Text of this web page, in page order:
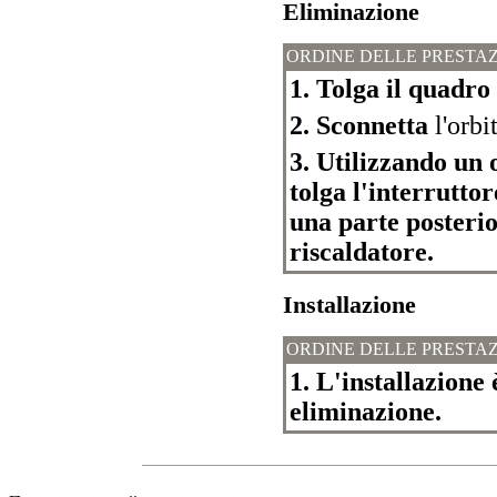
Eliminazione
ORDINE DELLE
1. Tolga il
2. Sconnetta
3. Utilizzando un
tolga
una parte
riscaldatore.
Installazione
ORDINE DELLE
1. L'installazione
eliminazione.